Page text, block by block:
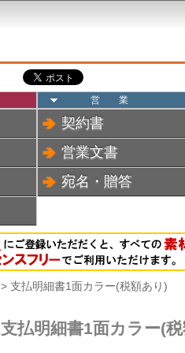
営業
契約書
営業文書
宛名・贈答
> 支払明細書1面カラー(税額あり)
支払明細書1面カラー(